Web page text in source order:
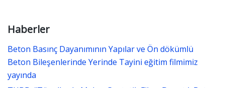
Haberler
Beton Basınç Dayanımının Yapılar ve Ön dökümlü
Beton Bileşenlerinde Yerinde Tayini eğitim filmimiz
yayında